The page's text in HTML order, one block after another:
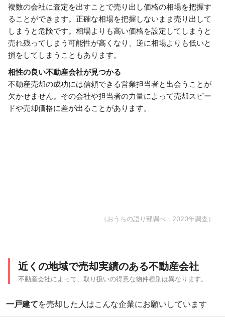
複数の会社に査定を出すことで売り出し価格の相場を把握す
ることができます。正確な相場を把握しないまま売り出して
しまうと危険です。相場よりも高い価格を設定してしまうと
売れ残ってしまう可能性が高くなり、逆に相場よりも低いと
損をしてしまうこともあります。
相性の良い不動産会社が見つかる
不動産売却の成功には信頼できる営業担当者と出会うことが
欠かせません。その会社や担当者の力量によって売却スピー
ドや売却価格に差が出ることがあります。
（おうちの語り部調べ：2020年調査）
近くの地域で売却実績のある不動産会社
不動産会社によって、取り扱いの得意な物件種別は異なります。
一戸建てを売却した人はこんな企業にお願いしています